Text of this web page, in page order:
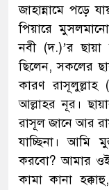
জাহান্নামে পড়ে
পিয়ারে
নবী (দ.)’র
ছিলেন, সকলের
কারণ
আল্লাহর নূর।
রাসূল জানে আর
যাচ্ছিনা। আমি
করবো? আমার ওই
কামা কানা